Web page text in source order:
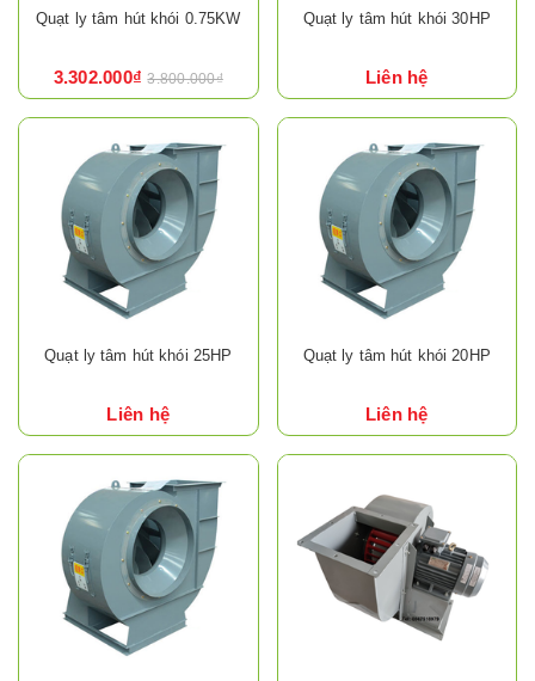
Quạt ly tâm hút khói 0.75KW
3.302.000₫ 3.800.000₫
Quạt ly tâm hút khói 30HP
Liên hệ
Quạt ly tâm hút khói 25HP
Liên hệ
Quạt ly tâm hút khói 20HP
Liên hệ